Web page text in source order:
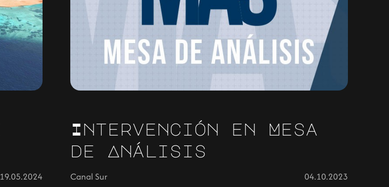
19.05.2024
Intervención en Mesa
de Análisis
Canal Sur
04.10.2023